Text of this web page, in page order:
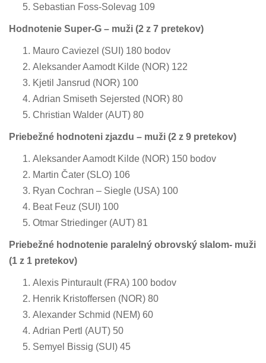
Sebastian Foss-Solevag 109
Hodnotenie Super-G – muži (2 z 7 pretekov)
Mauro Caviezel (SUI) 180 bodov
Aleksander Aamodt Kilde (NOR) 122
Kjetil Jansrud (NOR) 100
Adrian Smiseth Sejersted (NOR) 80
Christian Walder (AUT) 80
Priebežné hodnoteni zjazdu – muži (2 z 9 pretekov)
Aleksander Aamodt Kilde (NOR) 150 bodov
Martin Čater (SLO) 106
Ryan Cochran – Siegle (USA) 100
Beat Feuz (SUI) 100
Otmar Striedinger (AUT) 81
Priebežné hodnotenie paralelný obrovský slalom- muži
(1 z 1 pretekov)
Alexis Pinturault (FRA) 100 bodov
Henrik Kristoffersen (NOR) 80
Alexander Schmid (NEM) 60
Adrian Pertl (AUT) 50
Semyel Bissig (SUI) 45